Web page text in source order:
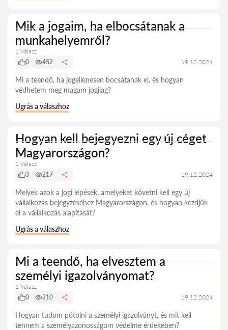
Mik a jogaim, ha elbocsátanak a
munkahelyemről?
1 Válasz
0
452 19.12.2024
Mi a teendő, ha jogellenesen bocsátanak el, és hogyan
védhetem meg magam jogilag?
Ugrás a válaszhoz
Hogyan kell bejegyezni egy új céget
Magyarországon?
1 Válasz
3
217 19.12.2024
Melyek azok a jogi lépések, amelyeket követni kell egy új
vállalkozás bejegyzéséhez Magyarországon, és hogyan kezdjük
el a vállalkozás alapítását?
Ugrás a válaszhoz
Mi a teendő, ha elvesztem a
személyi igazolványomat?
1 Válasz
0
210 19.12.2024
Hogyan tudom pótolni a személyi igazolványt, és mit kell
tennem a személyazonosságom védelme érdekében?